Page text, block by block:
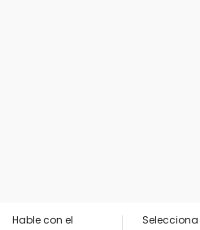
Hable con el